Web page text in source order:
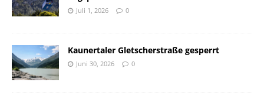
Juli 1, 2026 0
Kaunertaler Gletscherstraße gesperrt
Juni 30, 2026 0